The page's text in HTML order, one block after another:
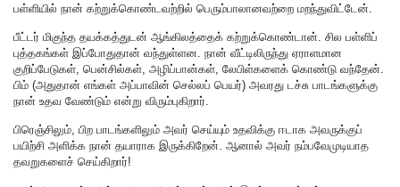
பள்ளியில் நான் கற்றுக்கொண்டவற்றில் பெரும்பாலானவற்றை மறந்துவிட்டேன்.
பீட்டர் மிகுந்த தயக்கத்துடன் ஆங்கிலத்தைக் கற்றுக்கொண்டான். சில பள்ளிப்
புத்தகங்கள் இப்போதுதான் வந்துள்ளன. நான் வீட்டிலிருந்து ஏராளமான
குறிப்பேடுகள், பென்சில்கள், அழிப்பான்கள், லேபிள்களைக் கொண்டு வந்தேன்.
பிம் (அதுதான் எங்கள் அப்பாவின் செல்லப் பெயர்) அவரது டச்சு பாடங்களுக்கு
நான் உதவ வேண்டும் என்று விரும்புகிறார்.
பிரெஞ்சிலும், பிற பாடங்களிலும் அவர் செய்யும் உதவிக்கு ஈடாக அவருக்குப்
பயிற்சி அளிக்க நான் தயாராக இருக்கிறேன். ஆனால் அவர் நம்பவேமுடியாத
தவறுகளைச் செய்கிறார்!